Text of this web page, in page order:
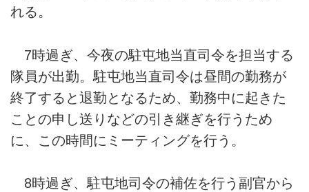
れる。
7時過ぎ、今夜の駐屯地当直司令を担当する
隊員が出勤。駐屯地当直司令は昼間の勤務が
終了すると退勤となるため、勤務中に起きた
ことの申し送りなどの引き継ぎを行うため
に、この時間にミーティングを行う。
8時過ぎ、駐屯地司令の補佐を行う副官から